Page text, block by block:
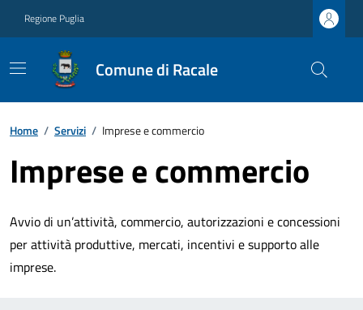
Regione Puglia
Comune di Racale
Home / Servizi / Imprese e commercio
Imprese e commercio
Avvio di un’attività, commercio, autorizzazioni e concessioni
per attività produttive, mercati, incentivi e supporto alle
imprese.